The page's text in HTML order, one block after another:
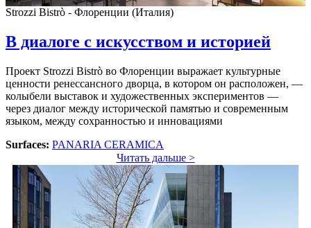
Strozzi Bistrò - Флоренции (Италия)
В диалоге с искусством и историей
Проект Strozzi Bistrò во Флоренции выражает культурные
ценности ренессансного дворца, в котором он расположен, —
колыбели выставок и художественных экспериментов —
через диалог между исторической памятью и современным
языком, между сохранностью и инновациями
Surfaces: PANARIA CERAMICA
Читать дальше >